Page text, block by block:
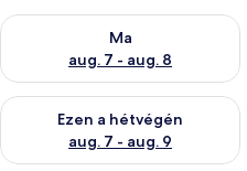
Ma
aug. 7 - aug. 8
A ma esti rendelkezésre állás
Ezen a hétvégén
aug. 7 - aug. 9
A mostani hétvégi